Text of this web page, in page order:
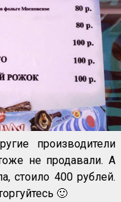
производители
не продавали. А
стоило 400 рублей.
🙂